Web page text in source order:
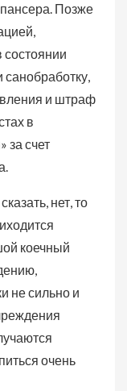
Позже
санобработку,
и штраф
в
за счет
нет, то
коечный
не сильно и
очень